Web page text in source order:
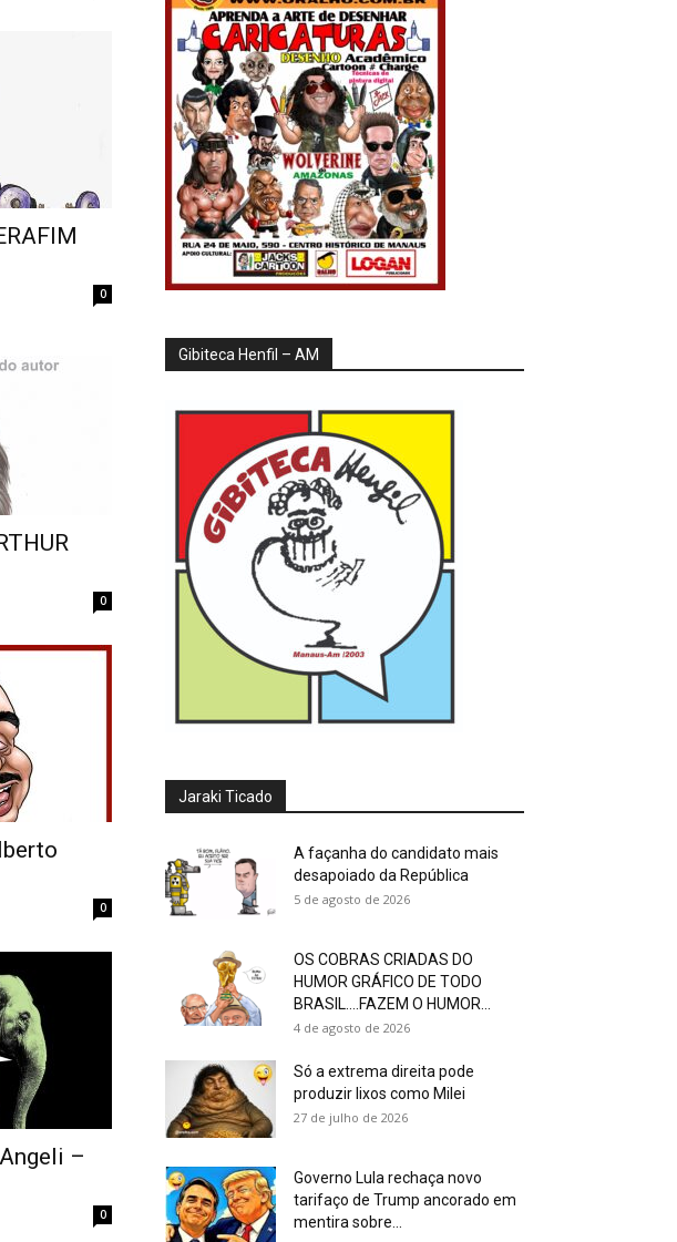
0
0
0
–
0
Gibiteca Henfil – AM
Jaraki Ticado
A façanha do candidato mais
desapoiado da República
5 de agosto de 2026
OS COBRAS CRIADAS DO
HUMOR GRÁFICO DE TODO
BRASIL….FAZEM O HUMOR...
4 de agosto de 2026
Só a extrema direita pode
produzir lixos como Milei
27 de julho de 2026
Governo Lula rechaça novo
tarifaço de Trump ancorado em
mentira sobre...